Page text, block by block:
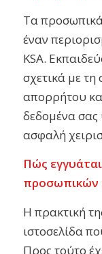
Τα προσωπικά
έναν
KSA.
σχετικά με
απορρήτου
δεδομένα σας
ασφαλή
Πώς
προσωπικών
Η πρακτική
ιστοσελίδα
Προς τούτο